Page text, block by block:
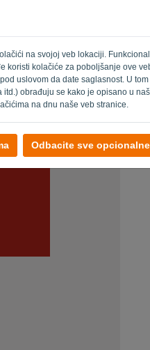
na svojoj veb lokaciji.
koristi kolačiće za poboljšanje ove
uslovom da date saglasnost. U
obrađuju se kako je opisano u
na dnu naše veb stranice.
Odbacite sve